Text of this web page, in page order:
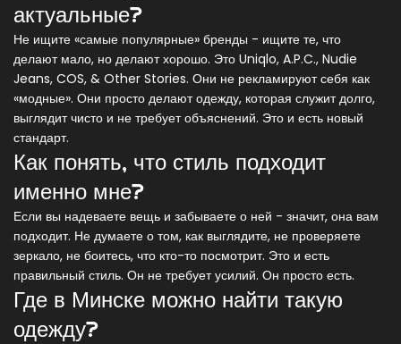
актуальные?
Не ищите «самые популярные» бренды - ищите те, что
делают мало, но делают хорошо. Это Uniqlo, A.P.C., Nudie
Jeans, COS, & Other Stories. Они не рекламируют себя как
«модные». Они просто делают одежду, которая служит долго,
выглядит чисто и не требует объяснений. Это и есть новый
стандарт.
Как понять, что стиль подходит
именно мне?
Если вы надеваете вещь и забываете о ней - значит, она вам
подходит. Не думаете о том, как выглядите, не проверяете
зеркало, не боитесь, что кто-то посмотрит. Это и есть
правильный стиль. Он не требует усилий. Он просто есть.
Где в Минске можно найти такую
одежду?